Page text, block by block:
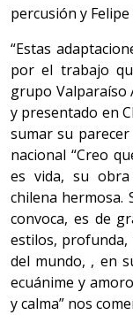
percusión y
“Estas
por el trabajo
grupo Valparaíso
y presentado en
sumar su
nacional “Creo
es vida, su
chilena hermosa.
convoca, es de
estilos, profunda,
del mundo, , en
ecuánime y
y calma” nos